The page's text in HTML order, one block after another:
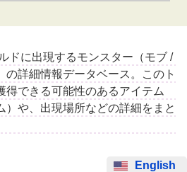
ドに出現するモンスター（モブ /
の詳細情報データベース。このト
得できる可能性のあるアイテム
）や、出現場所などの詳細をまと
English